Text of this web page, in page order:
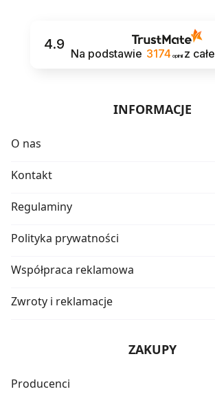
4.9
Na podstawie 3174 opinii z
INFORMACJE
O nas
Kontakt
Regulaminy
Polityka prywatności
Współpraca reklamowa
Zwroty i reklamacje
ZAKUPY
Producenci